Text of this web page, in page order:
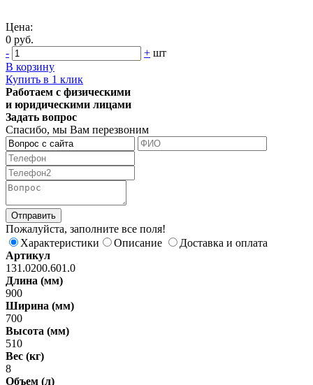
Цена:
0 руб.
-
+ шт
В корзину
Купить в 1 клик
Работаем с физическими
и юридическими лицами
Задать вопрос
Спасибо, мы Вам перезвоним
Пожалуйста, заполните все поля!
Характеристики
Описание
Доставка и оплата
Артикул
131.0200.601.0
Длина (мм)
900
Ширина (мм)
700
Высота (мм)
510
Вес (кг)
8
Объем (л)